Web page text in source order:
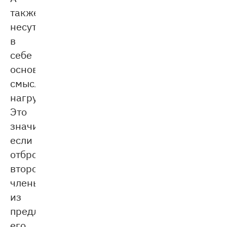
также
несут
в
себе
основную
смысловую
нагрузку.
Это
значит,
если
отбросить
второстепенные
члены
из
предложения,